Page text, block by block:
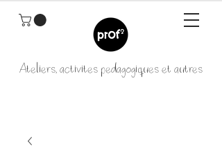
Ateliers, activités pédagogiques et autres